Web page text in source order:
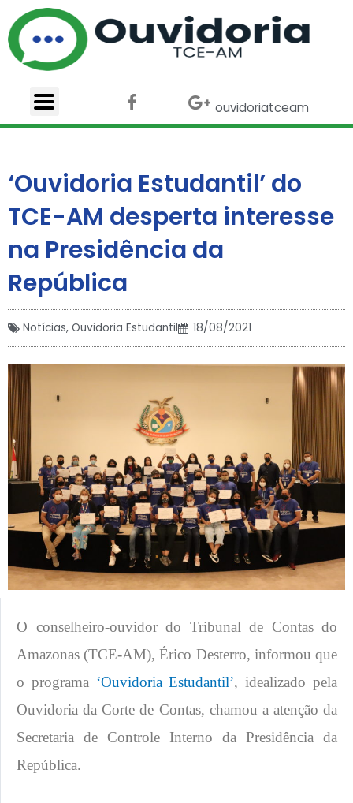
para
conteúdo
F
a
c
o
k
t
t
e
r
G
o
o
e
p
u
ouvidoriatceam
‘Ouvidoria Estudantil’ do
TCE-AM desperta interesse
na Presidência da
República
Notícias, Ouvidoria Estudantil 18/08/2021
O conselheiro-ouvidor do Tribunal de Contas do
Amazonas (TCE-AM), Érico Desterro, informou que
o programa ‘Ouvidoria Estudantil’, idealizado pela
Ouvidoria da Corte de Contas, chamou a atenção da
Secretaria de Controle Interno da Presidência da
República.